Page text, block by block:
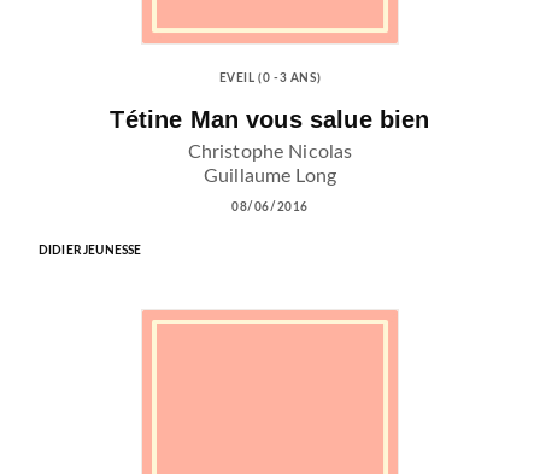
EVEIL (0 -3 ANS)
Tétine Man vous salue bien
Christophe Nicolas
Guillaume Long
08/06/2016
DIDIER JEUNESSE